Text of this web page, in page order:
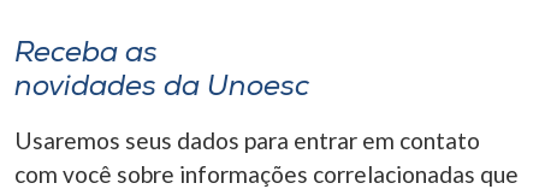
A-
Receba as
novidades da Unoesc
Usaremos seus dados para entrar em contato
com você sobre informações correlacionadas que